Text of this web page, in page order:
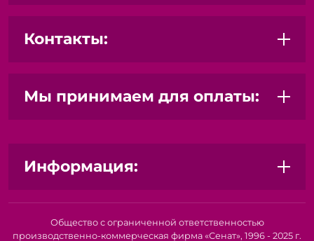
Контакты:
Мы принимаем для оплаты:
Информация:
Общество с ограниченной ответственностью
производственно-коммерческая фирма «Сенат», 1996 - 2025 г.